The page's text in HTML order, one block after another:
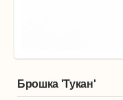
Брошка 'Тукан'